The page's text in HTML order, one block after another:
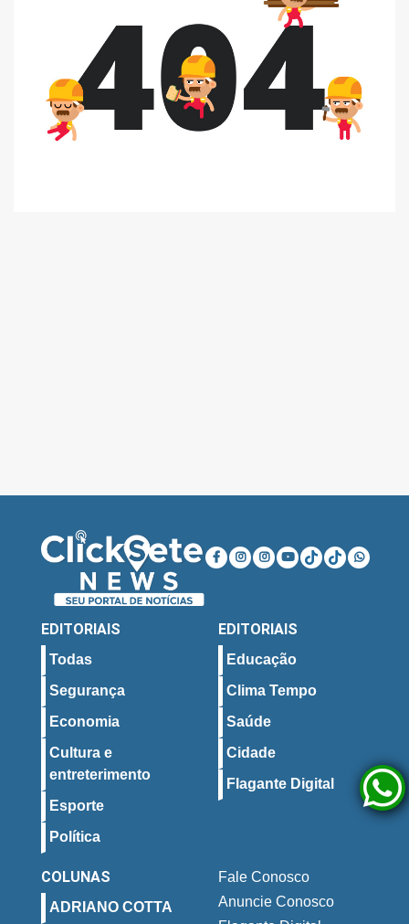
EDITORIAIS
Todas
Segurança
Economia
Cultura e
entreterimento
Esporte
Política
EDITORIAIS
Educação
Clima Tempo
Saúde
Cidade
Flagante Digital
COLUNAS
ADRIANO COTTA
Fale Conosco
Anuncie Conosco